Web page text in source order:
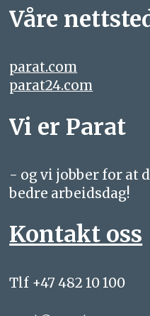
Våre
parat.com
parat24.com
Vi er Parat
- og vi jobber for at
bedre arbeidsdag!
Kontakt oss
Tlf +47 482 10 100